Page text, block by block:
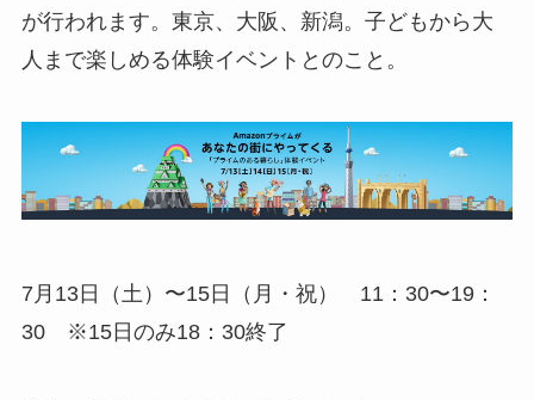
が行われます。東京、大阪、新潟。子どもから大
人まで楽しめる体験イベントとのこと。
7月13日（土）〜15日（月・祝） 11：30〜19：
30 ※15日のみ18：30終了